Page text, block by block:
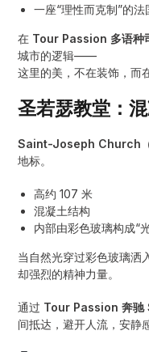
一座“理性而克制”的法
在 Tour Passion 多语种
城市的逻辑——
这里的美，不在装饰，而
圣若瑟教堂：
Saint-Joseph Church（
地标。
高约 107 米
混凝土结构
内部由彩色玻璃构成“
当自然光穿过彩色玻璃洒
却强烈的精神力量。
通过 Tour Passion 奔驰
间抵达，避开人流，安静